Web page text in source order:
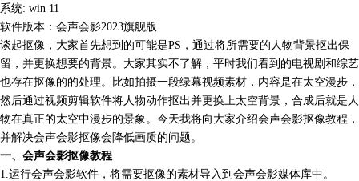
系统: win 11
软件版本：会声会影2023旗舰版
谈起抠像，大家首先想到的可能是PS，通过将所需要的人物背景抠出保
留，并更换想要的背景。大家其实不了解，平时我们看到的电视剧和综艺
也存在抠像的的处理。比如拍摄一段绿幕视频素材 ，内容是在太空漫步，
然后通过视频剪辑软件将人物动作抠出并更换上太空背景，合成后就是人
物在真正的太空中漫步的景象。今天我将向大家介绍会声会影抠像教程，
并解决会声会影抠像会降低画质的问题。
一、会声会影抠像教程
1.运行会声会影软件，将需要抠像的素材导入到会声会影媒体库中。